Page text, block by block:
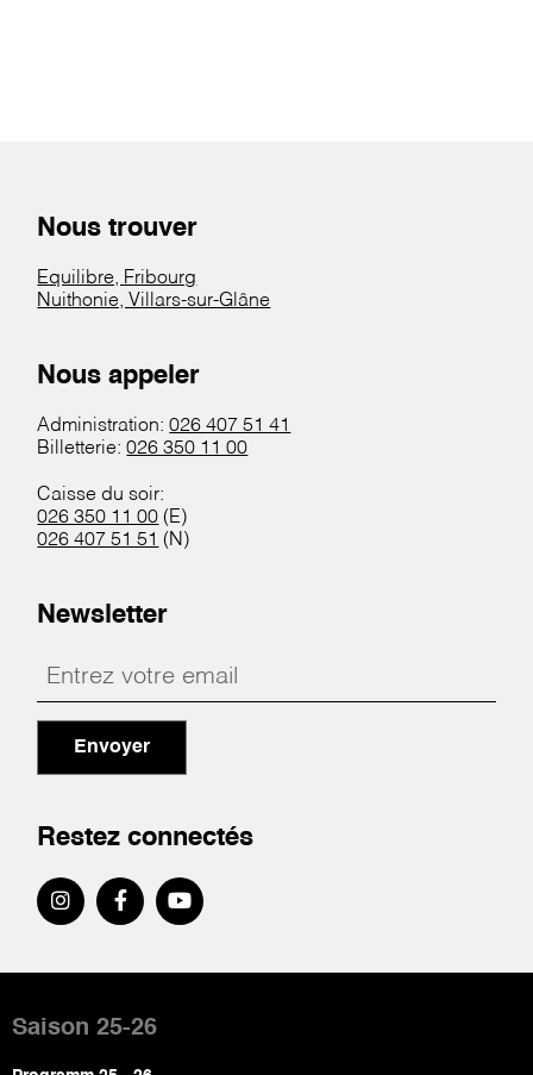
Nous trouver
Equilibre, Fribourg
Nuithonie, Villars-sur-Glâne
Nous appeler
Administration:026 407 51 41
Billetterie:026 350 11 00
Caisse du soir:
026 350 11 00 (E)
026 407 51 51 (N)
Newsletter
Envoyer
Restez connectés
de
Saison 25-26